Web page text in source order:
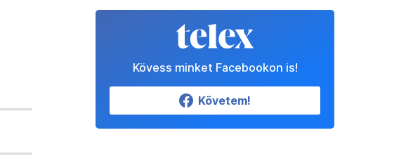
Kövess minket Facebookon is!
Követem!